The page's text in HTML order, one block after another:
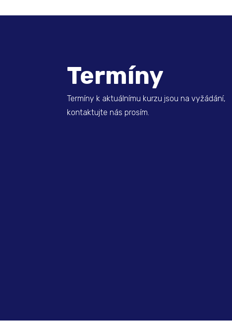
Termíny
Termíny k aktuálnímu kurzu jsou na vyžádání,
kontaktujte nás prosím.